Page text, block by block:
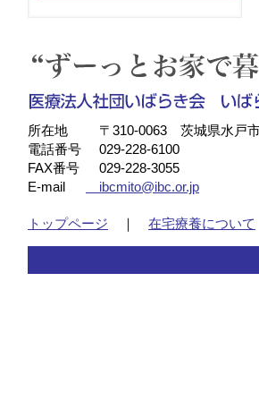
所在地
〒310-0063 茨城県水戸市
電話番号
029-228-6100
FAX番号
029-228-3055
E-mail
ibcmito@ibc.or.jp
トップページ ｜ 在宅療養について